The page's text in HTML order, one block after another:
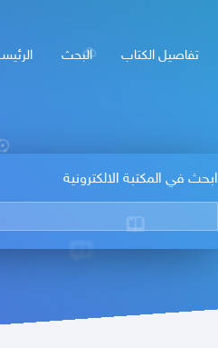
البحث تفاصيل الكتاب
ابحث في المكتبة الالكترونية